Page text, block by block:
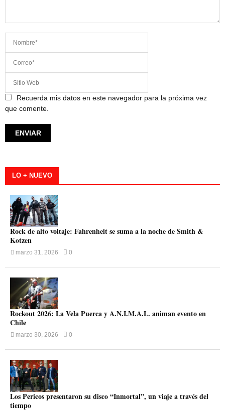
Recuerda mis datos en este navegador para la próxima vez
que comente.
LO + NUEVO
Rock de alto voltaje: Fahrenheit se suma a la noche de Smith &
Kotzen
marzo 31, 2026 0
Rockout 2026: La Vela Puerca y A.N.I.M.A.L. animan evento en
Chile
marzo 30, 2026 0
Los Pericos presentaron su disco “Inmortal”, un viaje a través del
tiempo